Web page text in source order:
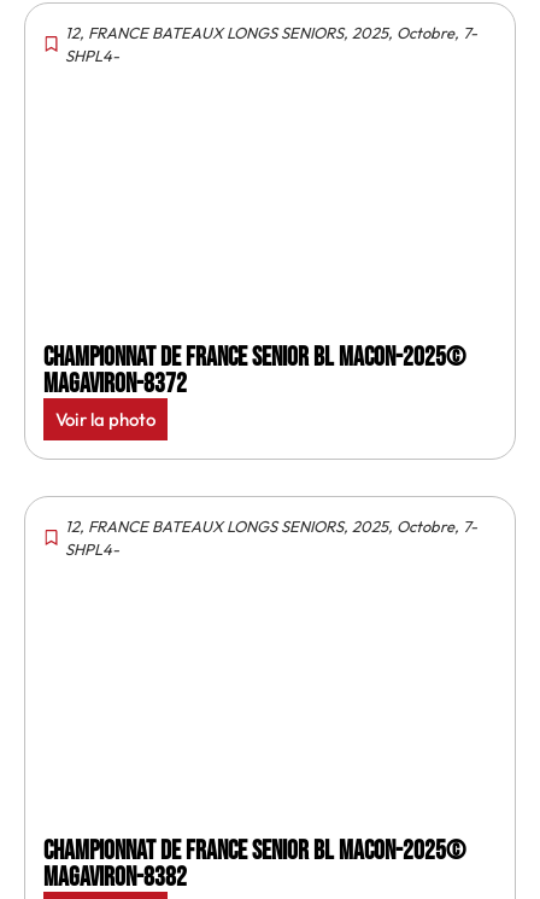
12, FRANCE BATEAUX LONGS SENIORS, 2025, Octobre, 7-
SHPL4-
Championnat de France senior BL Macon-2025©
MagAviron-8372
Voir la photo
12, FRANCE BATEAUX LONGS SENIORS, 2025, Octobre, 7-
SHPL4-
Championnat de France senior BL Macon-2025©
MagAviron-8382